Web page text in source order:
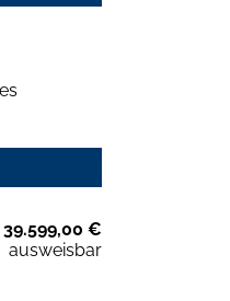
39.599,00 €
ausweisbar